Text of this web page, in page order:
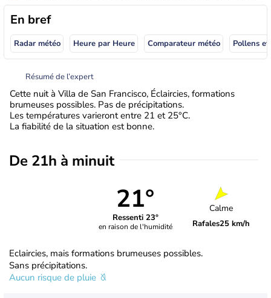
En bref
Radar météo Heure par Heure Comparateur météo Pollens
Résumé de l’expert
Cette nuit à Villa de San Francisco, Éclaircies, formations
brumeuses possibles. Pas de précipitations.
Les températures varieront entre 21 et 25°C.
La fiabilité de la situation est bonne.
De 21h à minuit
21°
Ressenti 23°
en raison de l'humidité
Calme
Rafales25 km/h
Eclaircies, mais formations brumeuses possibles.
Sans précipitations.
Aucun risque de pluie